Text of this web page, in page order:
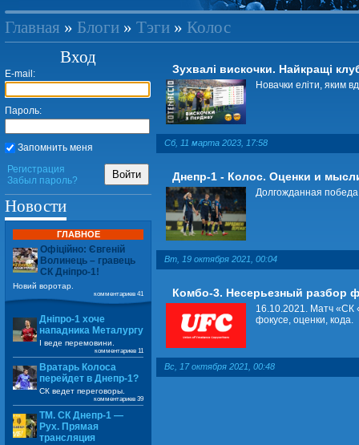
Главная » Блоги » Тэги » Колос
Зухвалі вискочки. Найкращі
Новачки еліти, яким
Сб, 11 марта 2023, 17:58
Днепр-1 - Колос. Оценки и
Долгожданная
Вт, 19 октября 2021, 00:04
Комбо-3. Несерьезный разбор
16.10.2021. Матч «СК
фокусе, оценки, кода.
Вс, 17 октября 2021, 00:48
Вход
E-mail:
Пароль:
Запомнить меня
Регистрация
Забыл пароль?
Войти
Новости
ГЛАВНОЕ
Офіційно: Євгеній
Волинець – гравець
СК Дніпро-1!
Новий воротар.
комментариев 41
Дніпро-1 хоче
нападника Металургу
І веде перемовини.
комментариев 11
Вратарь Колоса
перейдет в Днепр-1?
СК ведет переговоры.
комментариев 39
ТМ. СК Днепр-1 —
Рух. Прямая
трансляция